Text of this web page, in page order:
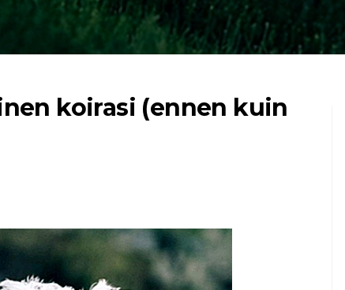
koirasi (ennen kuin
LEMMIKKIEN OMISTAMINEN
Totuus koiran korvien